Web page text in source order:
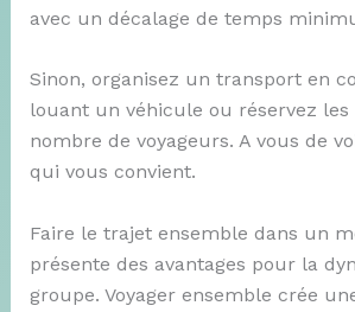
avec un décalage de temps
Sinon, organisez un transport en
louant un véhicule ou réservez les
nombre de voyageurs. A vous de
qui vous convient.
Faire le trajet ensemble dans un
présente des avantages pour la
groupe. Voyager ensemble crée